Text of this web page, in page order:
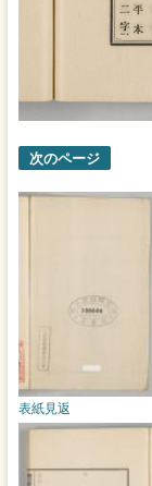
次のページ
表紙見返